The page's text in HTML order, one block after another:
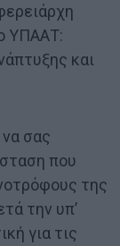
ΥΠΑΑΤ:
και
σας
που
της
την υπ’
για τις